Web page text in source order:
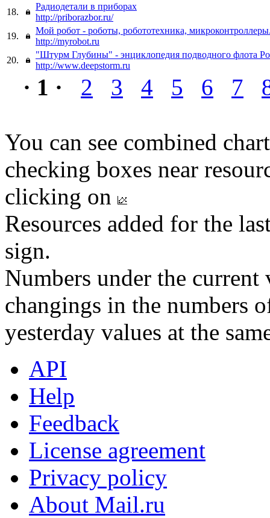
18.
Радиодетали в приборах
http://priborazbor.ru/
19.
Мой робот - роботы, робототехника,
http://myrobot.ru
20.
"Штурм Глубины" - энциклопедия подводного флота
http://www.deepstorm.ru
· 1 · 2 3 4 5 6 7
You can see combined
checking boxes near
clicking on
Resources added for the
sign.
Numbers under the
changings in the numbers
yesterday values at the
API
Help
Feedback
License agreement
Privacy policy
About Mail.ru